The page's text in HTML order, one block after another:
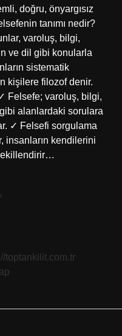
doğru, önyargısız
tanımı nedir?
varoluş, bilgi,
ve dil gibi konularla
sistematik
kişilere filozof denir.
Felsefe; varoluş, bilgi,
alanlardaki sorulara
✓ Felsefi sorgulama
insanların kendilerini
toptankilit.com.tr